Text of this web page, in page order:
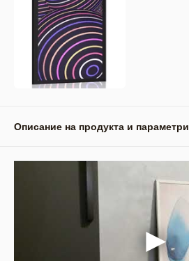
Описание на продукта и параметри